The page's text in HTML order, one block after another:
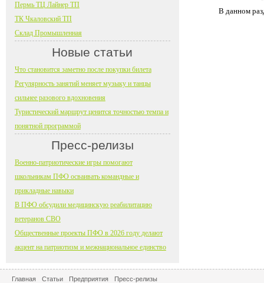
В данном
Пермь ТЦ Лайнер ТП
ТК Чкаловский ТП
Склад Промышленная
Новые статьи
Что становится заметно после покупки билета
Регулярность занятий меняет музыку и танцы
сильнее разового вдохновения
Туристический маршрут ценится точностью темпа и
понятной программой
Пресс-релизы
Военно-патриотические игры помогают
школьникам ПФО осваивать командные и
прикладные навыки
В ПФО обсудили медицинскую реабилитацию
ветеранов СВО
Общественные проекты ПФО в 2026 году делают
акцент на патриотизм и межнациональное единство
Главная Статьи Предприятия Пресс-релизы